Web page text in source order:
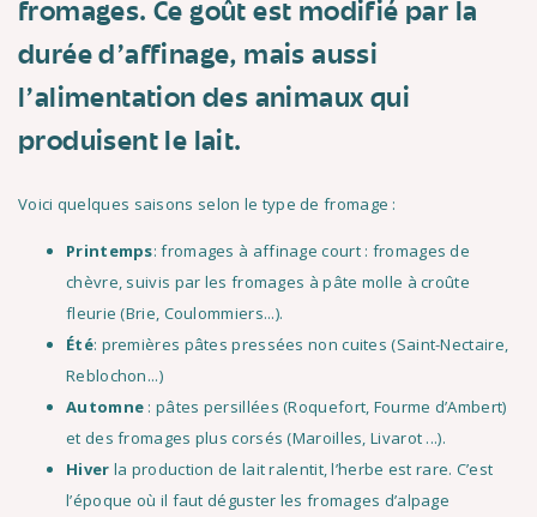
fromages. Ce goût est modifié par la
durée d'affinage, mais aussi
l'alimentation des animaux qui
produisent le lait.
Voici quelques saisons selon le type de fromage :
Printemps: fromages à affinage court : fromages de
chèvre, suivis par les fromages à pâte molle à croûte
fleurie (Brie, Coulommiers...).
Été: premières pâtes pressées non cuites (Saint-Nectaire,
Reblochon...)
Automne : pâtes persillées (Roquefort, Fourme d’Ambert)
et des fromages plus corsés (Maroilles, Livarot ...).
Hiver la production de lait ralentit, l’herbe est rare. C’est
l’époque où il faut déguster les fromages d’alpage